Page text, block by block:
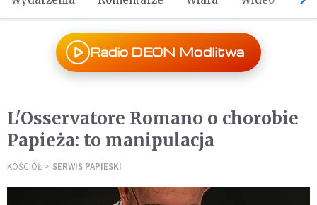
Radio DEON Modlitwa
L'Osservatore Romano o chorobie
Papieża: to manipulacja
KOŚCIÓŁ SERWIS PAPIESKI